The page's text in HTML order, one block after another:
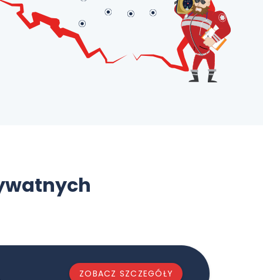
ZOBACZ SZCZEGÓŁY